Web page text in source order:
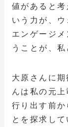
値があると
いう力が、
エンゲージ
うことが、
大原さんに
んは私の元
行り出す前
とを探求し